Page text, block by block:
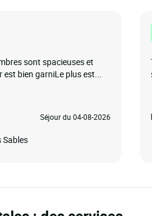
sont spacieuses et
est bien garniLe plus est...
Séjour du 04-08-2026
Sables